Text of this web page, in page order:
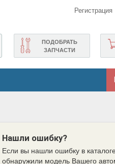
Регистрация
ПОДОБРАТЬ
ЗАПЧАСТИ
Нашли ошибку?
Если вы нашли ошибку в
обнаружили модель Вашего